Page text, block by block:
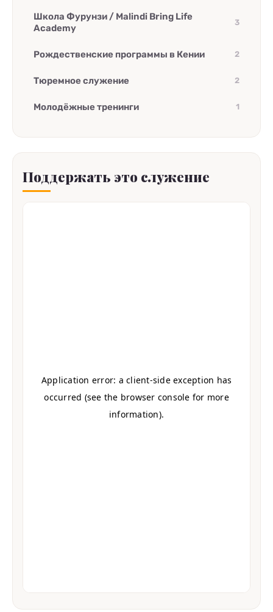
Школа Фурунзи / Malindi Bring Life
Academy
3
Рождественские программы в Кении 2
Тюремное служение 2
Молодёжные тренинги 1
Поддержать это служение